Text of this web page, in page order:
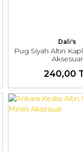
Dali's
Pug Siyah Altın
Aksesuar
240,00